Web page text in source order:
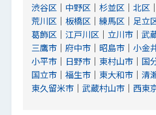
渋谷区 中野区 杉並区
北区
荒川区
板橋区 練馬区
足立
葛飾区
江戸川区 立川市
武
三鷹市
府中市 昭島市
小金
小平市
日野市 東村山市
国
国立市
福生市 東大和市
清
東久留米市
武蔵村山市 西東